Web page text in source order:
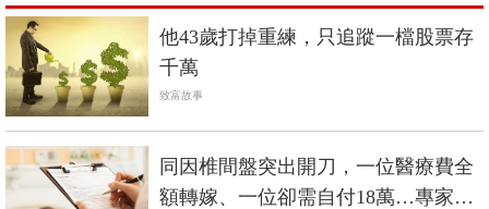
他43歲打掉重練，只追蹤一檔股票存
千萬
致富故事
同因椎間盤突出開刀，一位醫療費全
額轉嫁、一位卻需自付18萬…專家：